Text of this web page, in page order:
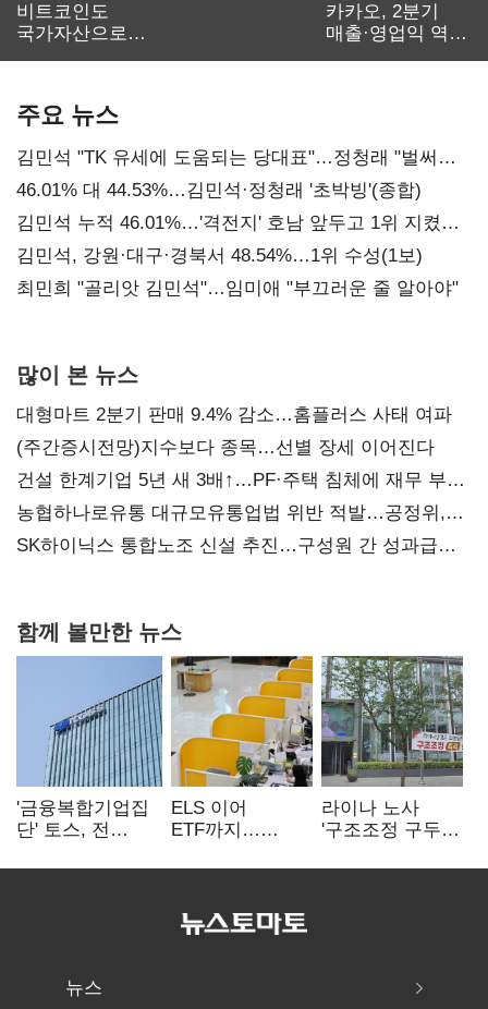
비트코인도
국가자산으로…'
카카오, 2분기
매출·영업익 역대
주요 뉴스
김민석 "TK 유세에 도움되는 당대표"…정청래 "벌써
대표된 양 당직 배분"
46.01% 대 44.53%…김민석·정청래 '초박빙'(종합)
김민석 누적 46.01%…'격전지' 호남 앞두고 1위 지켰다
(2보)
김민석, 강원·대구·경북서 48.54%…1위 수성(1보)
최민희 "골리앗 김민석"…임미애 "부끄러운 줄 알아야"
많이 본 뉴스
대형마트 2분기 판매 9.4% 감소…홈플러스 사태 여파
(주간증시전망)지수보다 종목…선별 장세 이어진다
건설 한계기업 5년 새 3배↑…PF·주택 침체에 재무 부담
확대
농협하나로유통 대규모유통업법 위반 적발…공정위,
과징금 4억6200만원 부과
SK하이닉스 통합노조 신설 추진…구성원 간 성과급
함께 볼만한 뉴스
'금융복합기업집
단' 토스, 전
표준화
ELS 이어
ETF까지…
제동 걸린 은행
라이나 노사
'구조조정 구두
뉴스